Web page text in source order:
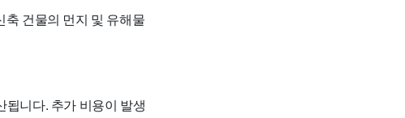
건물의 먼지 및 유해물
됩니다. 추가 비용이 발생